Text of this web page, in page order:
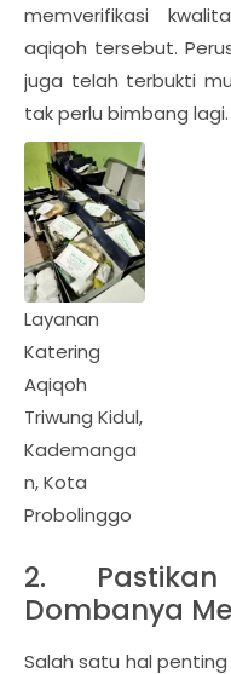
memverifikasi
aqiqoh tersebut.
juga telah terbukti
tak perlu bimbang lagi.
Layanan
Katering
Aqiqoh
Triwung Kidul,
Kademanga
n, Kota
Probolinggo
2.
Dombanya
Salah satu hal